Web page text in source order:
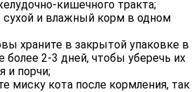
кишечного тракта;
и влажный корм в одном
храните в закрытой упаковке в
более 2-3 дней, чтобы уберечь их
и порчи;
миску кота после кормления, так